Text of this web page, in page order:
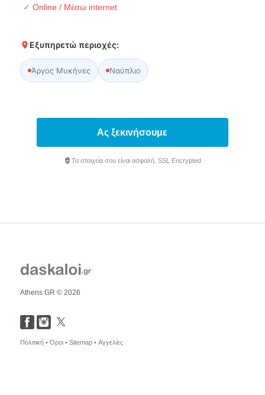
✓ Online / Μέσω internet
Εξυπηρετώ περιοχές:
Άργος Μυκήνες Ναύπλιο
Ας ξεκινήσουμε
Τα στοιχεία σου είναι ασφαλή. SSL Encrypted
Athens GR © 2026
Πολιτική •Όροι • Sitemap • Αγγελίες